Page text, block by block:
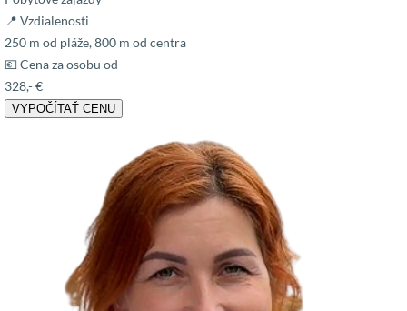
📍 Vzdialenosti
250 m od pláže, 800 m od centra
💶 Cena za osobu od
328,- €
VYPOČÍTAŤ CENU